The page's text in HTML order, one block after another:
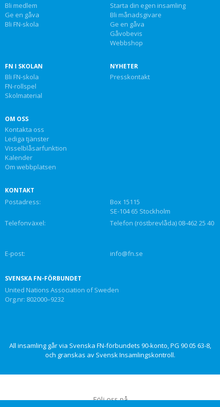
Bli medlem
Ge en gåva
Bli FN-skola
Starta din egen insamling
Bli månadsgivare
Ge en gåva
Gåvobevis
Webbshop
FN I SKOLAN
Bli FN-skola
FN-rollspel
Skolmaterial
NYHETER
Presskontakt
OM OSS
Kontakta oss
Lediga tjänster
Visselblåsarfunktion
Kalender
Om webbplatsen
KONTAKT
Postadress:
Box 15115
SE-104 65 Stockholm
Telefonväxel:
Telefon (röstbrevlåda) 08-462 25 40
E-post: info@fn.se
SVENSKA FN-FÖRBUNDET
United Nations Association of Sweden
Org.nr: 802000–9232
All insamling går via Svenska FN-förbundets 90-konto, PG 90 05 63-8,
och granskas av Svensk Insamlingskontroll.
Följ oss på